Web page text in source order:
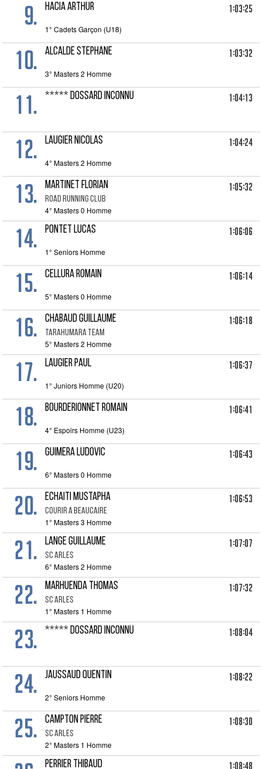
9. HACIA ARTHUR 1:03:25
1° Cadets Garçon (U18)
10. ALCALDE STEPHANE 1:03:32
3° Masters 2 Homme
11. ***** DOSSARD INCONNU 1:04:13
12. LAUGIER NICOLAS 1:04:24
4° Masters 2 Homme
13. MARTINET FLORIAN
ROAD RUNNING CLUB
1:05:32
4° Masters 0 Homme
14. PONTET LUCAS 1:06:06
1° Seniors Homme
15. CELLURA ROMAIN 1:06:14
5° Masters 0 Homme
16. CHABAUD GUILLAUME
TARAHUMARA TEAM
1:06:18
5° Masters 2 Homme
17. LAUGIER Paul 1:06:37
1° Juniors Homme (U20)
18. BOURDERIONNET ROMAIN 1:06:41
4° Espoirs Homme (U23)
19. GUIMERA LUDOVIC 1:06:43
6° Masters 0 Homme
20. ECHAITI MUSTAPHA
COURIR A BEAUCAIRE
1:06:53
1° Masters 3 Homme
21. LANGE GUILLAUME
SC ARLES
1:07:07
6° Masters 2 Homme
22. MARHUENDA THOMAS
SC ARLES
1:07:32
1° Masters 1 Homme
23. ***** DOSSARD INCONNU 1:08:04
24. JAUSSAUD QUENTIN 1:08:22
2° Seniors Homme
25. CAMPTON PIERRE
SC ARLES
1:08:30
2° Masters 1 Homme
PERRIER THIBAUD 1:08:48